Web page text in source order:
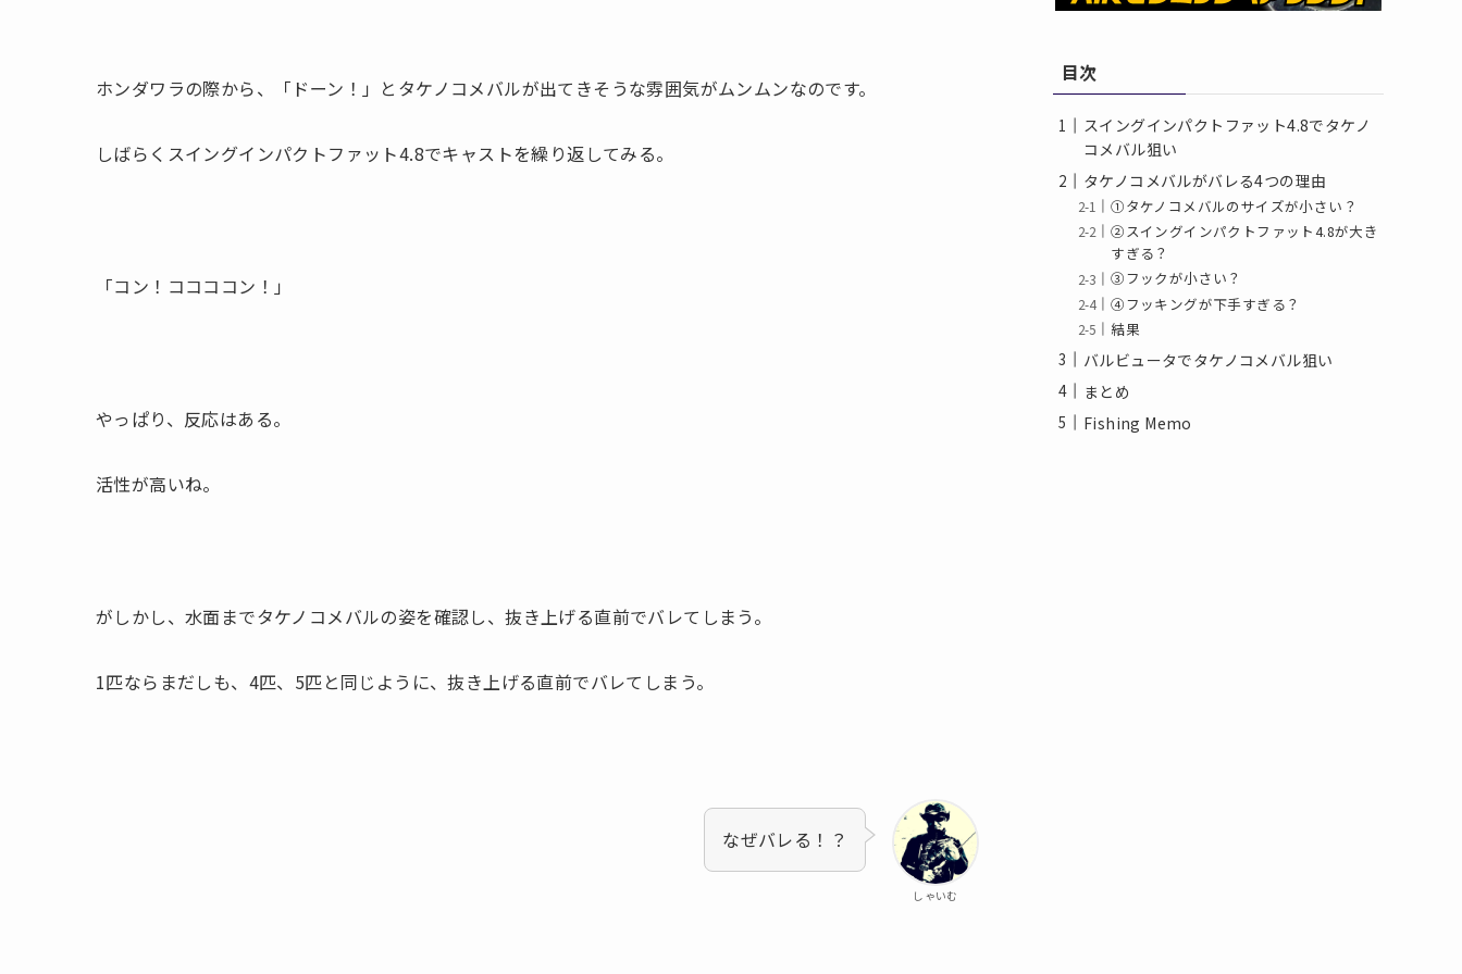
ホンダワラの際から、「ドーン！」とタケノコメバルが出てきそうな雰囲気がムンムンなのです。
しばらくスイングインパクトファット4.8でキャストを繰り返してみる。
「コン！ココココン！」
やっぱり、反応はある。
活性が高いね。
がしかし、水面までタケノコメバルの姿を確認し、抜き上げる直前でバレてしまう。
1匹ならまだしも、4匹、5匹と同じように、抜き上げる直前でバレてしまう。
しゃいむ
なぜバレる！？
目次
スイングインパクトファット4.8でタケノ
コメバル狙い
タケノコメバルがバレる4つの理由
①タケノコメバルのサイズが小さい？
②スイングインパクトファット4.8が大き
すぎる？
③フックが小さい？
④フッキングが下手すぎる？
結果
バルビュータでタケノコメバル狙い
まとめ
Fishing Memo